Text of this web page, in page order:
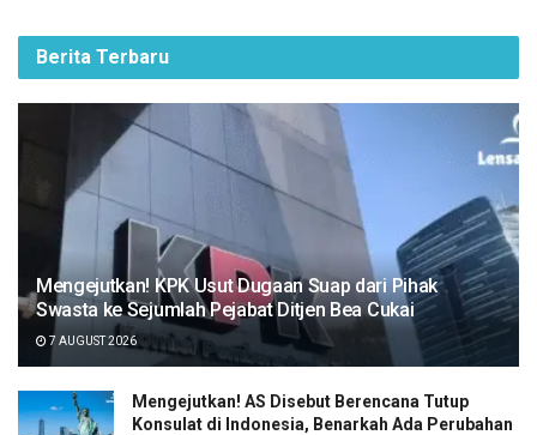
Berita Terbaru
Mengejutkan! KPK Usut Dugaan Suap dari Pihak
Swasta ke Sejumlah Pejabat Ditjen Bea Cukai
7 AUGUST 2026
Mengejutkan! AS Disebut Berencana Tutup
Konsulat di Indonesia, Benarkah Ada Perubahan